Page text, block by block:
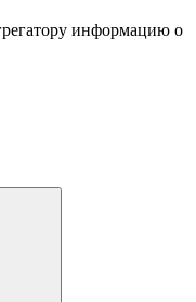
информацию о